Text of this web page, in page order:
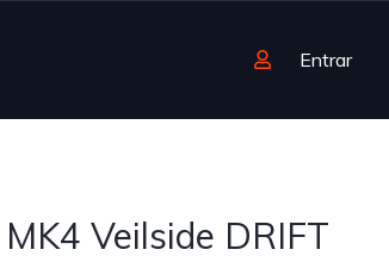
Entrar
Veilside DRIFT